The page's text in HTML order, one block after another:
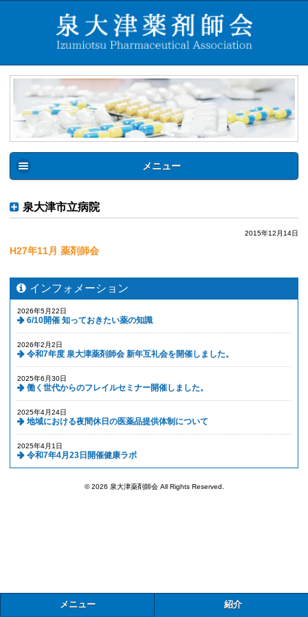
メニュー
泉大津市立病院
2015年12月14日
H27年11月 薬剤師会
インフォメーション
2026年5月22日
6/10開催 知っておきたい薬の知識
2026年2月2日
令和7年度 泉大津薬剤師会 新年互礼会を開催しました。
2025年6月30日
働く世代からのフレイルセミナー開催しました。
2025年4月24日
地域における夜間休日の医薬品提供体制について
2025年4月1日
令和7年4月23日開催健康ラボ
© 2026 泉大津薬剤師会 All Rights Reserved.
メニュー 紹介